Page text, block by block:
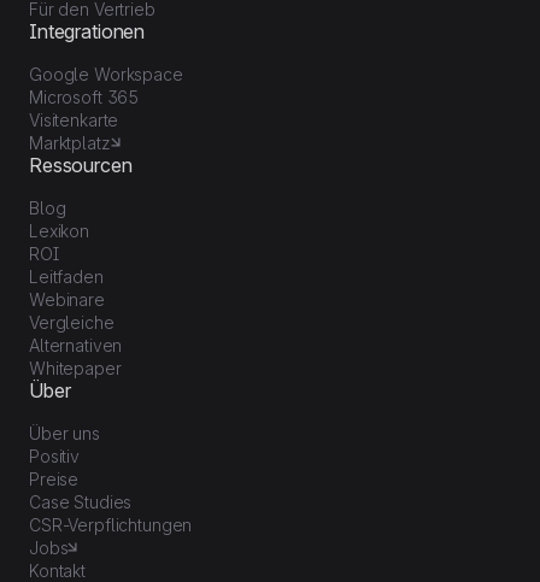
Für den Vertrieb
Integrationen
Google Workspace
Microsoft 365
Visitenkarte
Marktplatz
Ressourcen
Blog
Lexikon
ROI
Leitfaden
Webinare
Vergleiche
Alternativen
Whitepaper
Über
Über uns
Positiv
Preise
Case Studies
CSR-Verpflichtungen
Jobs
Kontakt